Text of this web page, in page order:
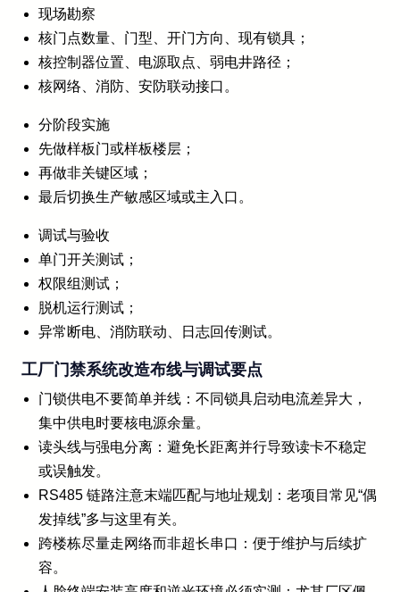
现场勘察
核门点数量、门型、开门方向、现有锁具；
核控制器位置、电源取点、弱电井路径；
核网络、消防、安防联动接口。
分阶段实施
先做样板门或样板楼层；
再做非关键区域；
最后切换生产敏感区域或主入口。
调试与验收
单门开关测试；
权限组测试；
脱机运行测试；
异常断电、消防联动、日志回传测试。
工厂门禁系统改造布线与调试要点
门锁供电不要简单并线：不同锁具启动电流差异大，
集中供电时要核电源余量。
读头线与强电分离：避免长距离并行导致读卡不稳定
或误触发。
RS485 链路注意末端匹配与地址规划：老项目常见“偶
发掉线”多与这里有关。
跨楼栋尽量走网络而非超长串口：便于维护与后续扩
容。